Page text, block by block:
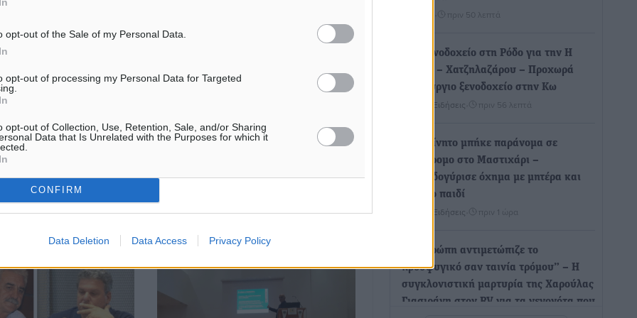
opt-out of the Sale of my Personal Data.
opt-out of processing my Personal Data for Targeted
opt-out of Collection, Use, Retention, Sale, and/or Sharing
Data that Is Unrelated with the Purposes for which it
CONFIRM
Data Deletion Data Access Privacy Policy
Κεντρώοι,
το 2015 ΣΥ.ΡΙΖ.Α…”-του
Ν Τ Α Ι ΠΟΣΟ ΤΥΧΑΙΕΣ
ΚΑΙ ΓΕΓΟΝΟΤΑ ;
έκλεισε : – με έλλειμμα
2009 με 15 %, – με
94,5 % και το ...
Εντοπισμός και διάσωση 30 αλλοδαπών
(30) αλλοδαπών προέβησαν, πρώτες
πρωινές ώρες σήμερα, στελέχη του
Ακτοφυλακής. Συγκεκριμένα, ...
πριν 50 λεπτά
Νέο ξενοδοχείο στη Ρόδο για την H
Hotels – Χατζηλαζάρου – Προχωρά
καινούργιο ξενοδοχείο στην Κω
Τοπικές Ειδήσεις πριν 56 λεπτά
Αυτοκίνητο μπήκε παράνομα σε
μονόδρομο στο Μαστιχάρι –
Αναποδογύρισε όχημα με μητέρα και
5χρονο παιδί
Τοπικές Ειδήσεις πριν 1 ώρα
“Η Ευρώπη αντιμετώπιζε το
προσφυγικό σαν ταινία τρόμου” – Η
συγκλονιστική μαρτυρία της Χαρούλας
Γιασιράνη στον RV για τα γεγονότα που